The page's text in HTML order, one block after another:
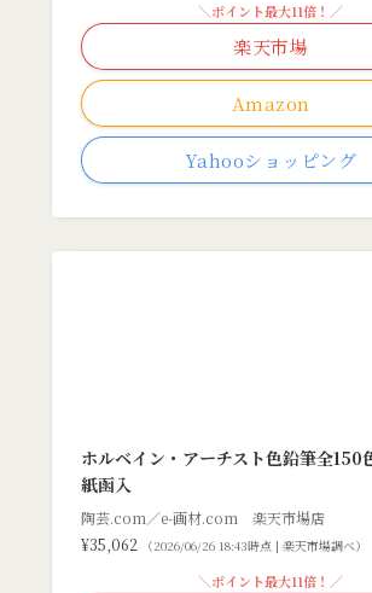
Amazon
＼ポイント最大11倍！／
楽天市場
Yahooショッピング
ホルベイン・アーチスト色鉛筆全150
紙函入
陶芸.com／e-画材.com 楽天市場店
¥35,062 （2026/06/26 18:43時点 | 楽天市場調べ）
＼ポイント最大11倍！／